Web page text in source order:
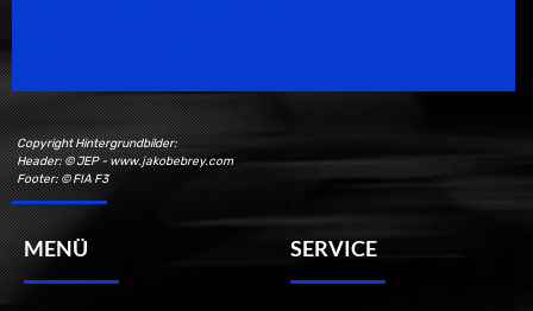
Copyright Hintergrundbilder:
Header: © JEP - www.jakobebrey.com
Footer: © FIA F3
MENÜ SERVICE